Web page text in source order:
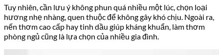
Tuy nhiên, cần lưu ý không phun quá nhiều một lúc, chọn loại
hương nhẹ nhàng, quen thuộc để không gây khó chịu. Ngoài ra,
nến thơm cao cấp hay tinh dầu giúp kháng khuẩn, làm thơm
phòng ngủ cũng là lựa chọn của nhiều gia đình.